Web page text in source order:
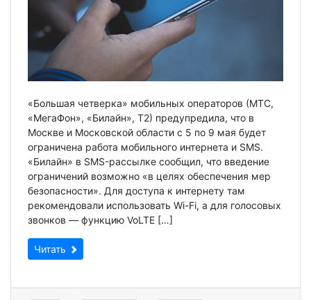
«Большая четверка» мобильных операторов (МТС,
«МегаФон», «Билайн», Т2) предупредила, что в
Москве и Московской области с 5 по 9 мая будет
ограничена работа мобильного интернета и SMS.
«Билайн» в SMS-рассылке сообщил, что введение
ограничений возможно «в целях обеспечения мер
безопасности». Для доступа к интернету там
рекомендовали использовать Wi-Fi, а для голосовых
звонков — функцию VoLTE […]
Читать